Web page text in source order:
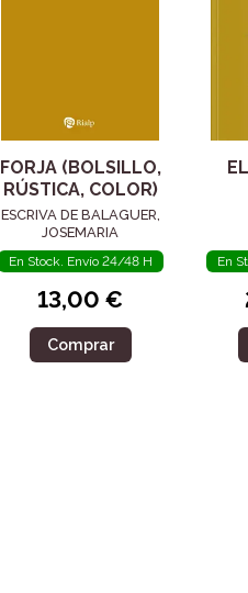
FORJA (BOLSILLO,
RÚSTICA, COLOR)
ESCRIVA DE BALAGUER,
JOSEMARIA
En Stock. Envío 24/48 H
13,00 €
Comprar
En